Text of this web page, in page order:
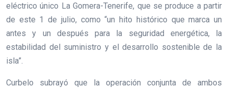
eléctrico único La Gomera-Tenerife, que se produce a partir
de este 1 de julio, como “un hito histórico que marca un
antes y un después para la seguridad energética, la
estabilidad del suministro y el desarrollo sostenible de la
isla”.
Curbelo subrayó que la operación conjunta de ambos